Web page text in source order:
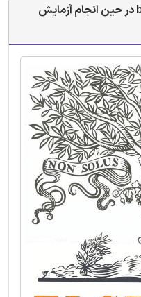
دانلود رایگان مقاله اثر barreling در حین انجام آزمایش